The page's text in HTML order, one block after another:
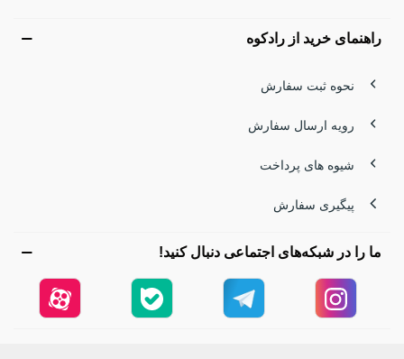
راهنمای خرید از رادکوه
نحوه ثبت سفارش
رویه ارسال سفارش
شیوه های پرداخت
پیگیری سفارش
ما را در شبکه‌های اجتماعی دنبال کنید!